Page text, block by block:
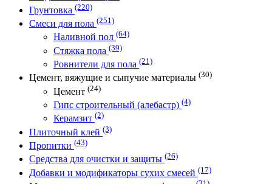
Грунтовка (220)
Смеси для пола (251)
Наливной пол (64)
Стяжка пола (39)
Ровнители для пола (21)
Цемент, вяжущие и сыпучие материалы (30)
Цемент (24)
Гипс строительный (алебастр) (4)
Керамзит (2)
Плиточный клей (3)
Пропитки (43)
Средства для очистки и защиты (26)
Добавки и модификаторы сухих смесей (17)